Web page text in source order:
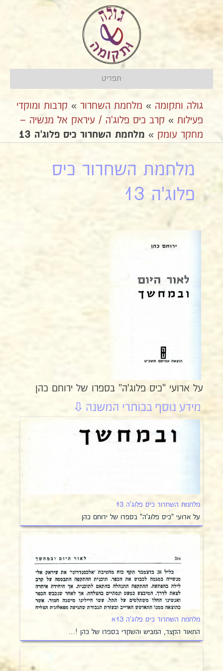
תפריט
גולה ותקומה » מלחמת השחרור » קרבות ומוקדי
פעילות » קרב כיס פלוג'ה / עיראק אל מנשיה –
מחקר עומק » מלחמת השחרור כיס פלוג'ה 13
מלחמת השחרור כיס
פלוג'ה 13
על ארועי "כיס פלוג'ה" בספרו של ירוחם כהן
מלחמת השחרור כיס פלוג'ה 13
על ארועי "כיס פלוג'ה" בספרו של ירוחם כהן
מלחמת השחרור כיס פלוג'ה 13א
התאור הקצר, המביש והשקרי בספרו של כהן !…